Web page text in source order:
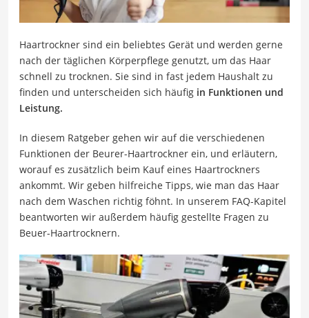
Haartrockner sind ein beliebtes Gerät und werden gerne
nach der täglichen Körperpflege genutzt, um das Haar
schnell zu trocknen. Sie sind in fast jedem Haushalt zu
finden und unterscheiden sich häufig in Funktionen und
Leistung.
In diesem Ratgeber gehen wir auf die verschiedenen
Funktionen der Beurer-Haartrockner ein, und erläutern,
worauf es zusätzlich beim Kauf eines Haartrockners
ankommt. Wir geben hilfreiche Tipps, wie man das Haar
nach dem Waschen richtig föhnt. In unserem FAQ-Kapitel
beantworten wir außerdem häufig gestellte Fragen zu
Beuer-Haartrocknern.